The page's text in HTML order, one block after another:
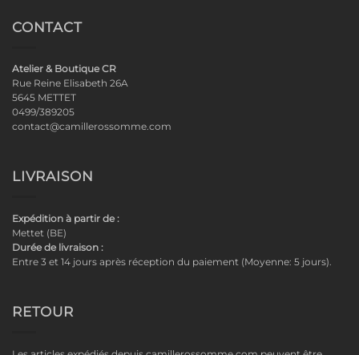
CONTACT
Atelier & Boutique CR
Rue Reine Elisabeth 26A
5645 METTET
0499/389205
contact@camillerossomme.com
LIVRAISON
Expédition à partir de :
Mettet (BE)
Durée de livraison :
Entre 3 et 14 jours après réception du paiement (Moyenne: 5 jours).
RETOUR